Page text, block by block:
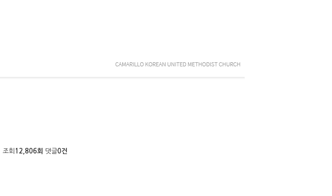
조회 12,806회 댓글0건